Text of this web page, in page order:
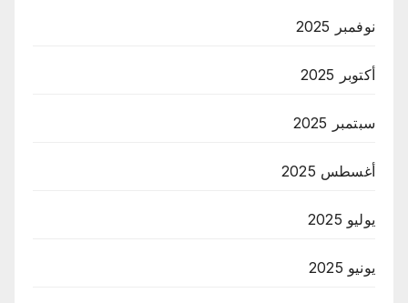
نوفمبر 2025
أكتوبر 2025
سبتمبر 2025
أغسطس 2025
يوليو 2025
يونيو 2025